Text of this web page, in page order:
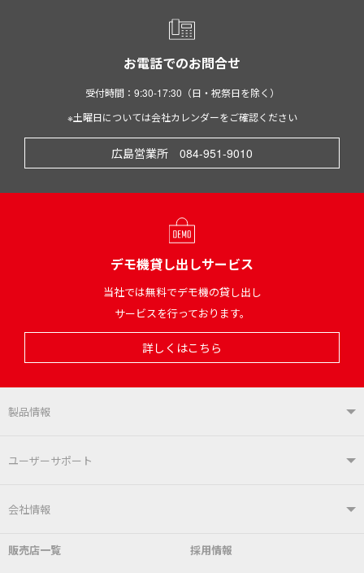
お電話でのお問合せ
受付時間：9:30-17:30（日・祝祭日を除く）
※土曜日については会社カレンダーをご確認ください
広島営業所 084-951-9010
デモ機貸し出しサービス
当社では無料でデモ機の貸し出し
サービスを行っております。
詳しくはこちら
製品情報
製品情報TOP
はんだ付けシステム
こて先 自動はんだ送り装置
ユーザーサポート
ユーザーサポートTOP
よくあるご質問 デモ機貸し出しサービス
会社情報
会社概要 社長あいさつ
販売店一覧 採用情報